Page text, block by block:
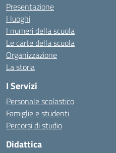
Presentazione
I luoghi
I numeri della scuola
Le carte della scuola
Organizzazione
La storia
I Servizi
Personale scolastico
Famiglie e studenti
Percorsi di studio
Didattica